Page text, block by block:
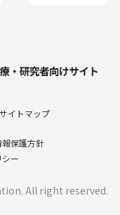
サイトマップ
保護方針
ー
All right reserved.